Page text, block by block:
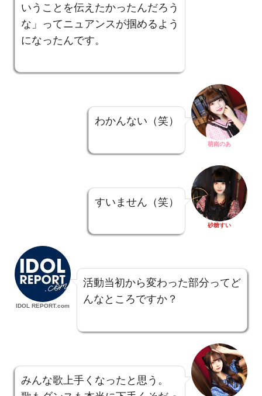
いうことを伝えたかったんだろう
な」ってニュアンスが掴めるよう
になったんです。
わかんない（笑）
萌南のあ
すいません（笑）
砂糖すい
IDOL REPORT.com
活動当初から変わった部分ってど
んなところですか？
みんな歌上手くなったと思う。